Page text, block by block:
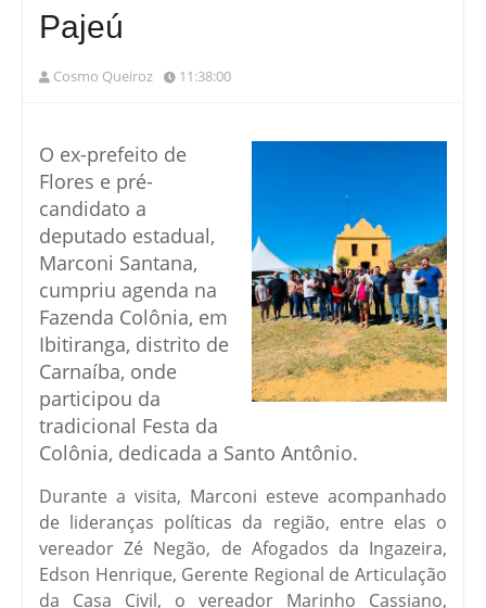
Pajeú
Cosmo Queiroz 11:38:00
O ex-prefeito de
Flores e pré-
candidato a
deputado estadual,
Marconi Santana,
cumpriu agenda na
Fazenda Colônia, em
Ibitiranga, distrito de
Carnaíba, onde
participou da
tradicional Festa da
Colônia, dedicada a Santo Antônio.
Durante a visita, Marconi esteve acompanhado
de lideranças políticas da região, entre elas o
vereador Zé Negão, de Afogados da Ingazeira,
Edson Henrique, Gerente Regional de Articulação
da Casa Civil, o vereador Marinho Cassiano,